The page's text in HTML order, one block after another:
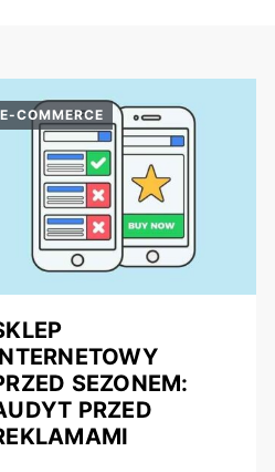
E-COMMERCE
SEZONEM:
PRZED